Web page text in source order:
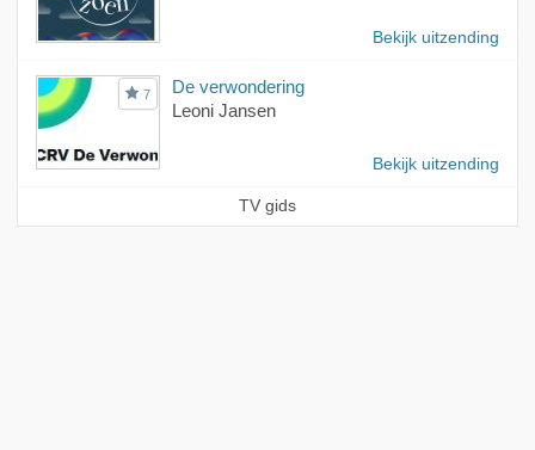
Bekijk uitzending
7
De verwondering
Leoni Jansen
Bekijk uitzending
TV gids